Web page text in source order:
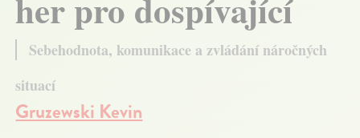
her pro dospívající
Sebehodnota, komunikace a zvládání náročných
situací
Gruzewski Kevin